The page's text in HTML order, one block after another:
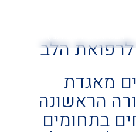
הלב
מאגדת
הראשונה
בתחומים